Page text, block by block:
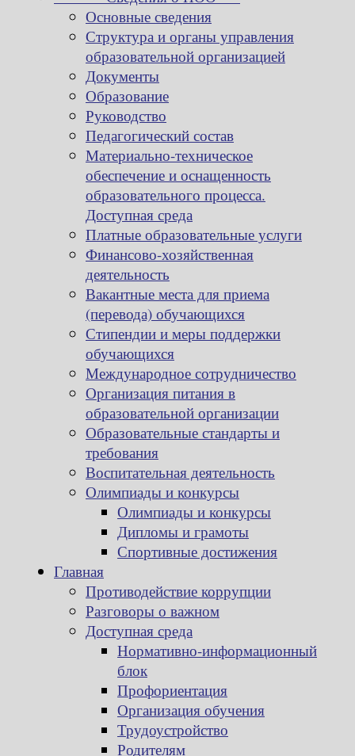
Основные сведения
Структура и органы управления
образовательной организацией
Документы
Образование
Руководство
Педагогический состав
Материально-техническое
обеспечение и оснащенность
образовательного процесса.
Доступная среда
Платные образовательные услуги
Финансово-хозяйственная
деятельность
Вакантные места для приема
(перевода) обучающихся
Стипендии и меры поддержки
обучающихся
Международное сотрудничество
Организация питания в
образовательной организации
Образовательные стандарты и
требования
Воспитательная деятельность
Олимпиады и конкурсы
Олимпиады и конкурсы
Дипломы и грамоты
Спортивные достижения
Главная
Противодействие коррупции
Разговоры о важном
Доступная среда
Нормативно-информационный
блок
Профориентация
Организация обучения
Трудоустройство
Родителям